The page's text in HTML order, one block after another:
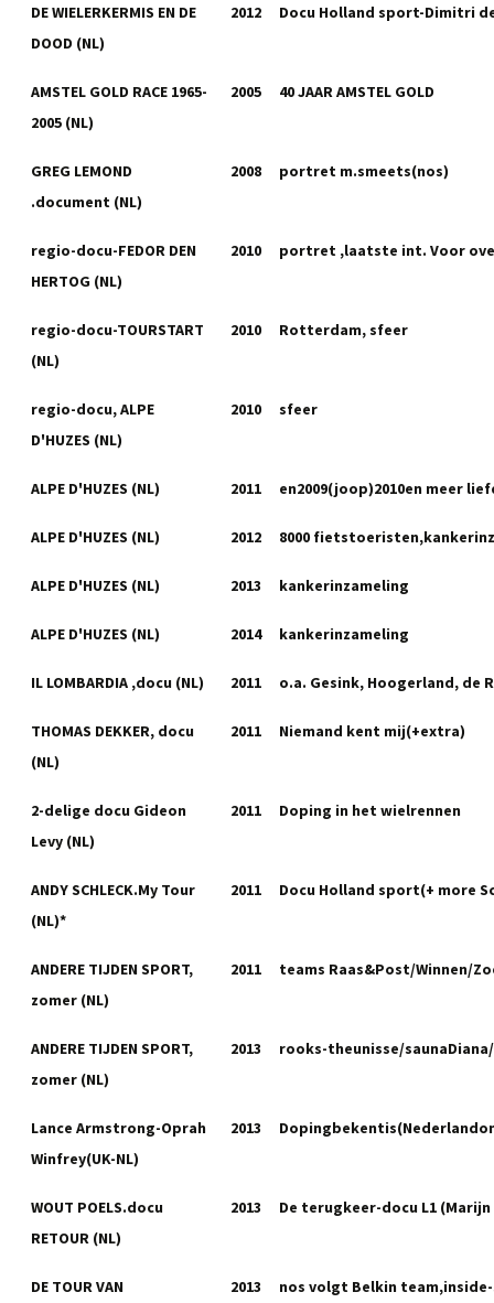
DE WIELERKERMIS EN DE
DOOD (NL)
2012 Docu Holland sport-Dimitri
AMSTEL GOLD RACE 1965-
2005 (NL)
2005 40 JAAR AMSTEL GOLD
GREG LEMOND
.document (NL)
2008 portret m.smeets(nos)
regio-docu-FEDOR DEN
HERTOG (NL)
2010 portret ,laatste int. Voor
regio-docu-TOURSTART
(NL)
2010 Rotterdam, sfeer
regio-docu, ALPE
D'HUZES (NL)
2010 sfeer
ALPE D'HUZES (NL) 2011 en2009(joop)2010en meer
ALPE D'HUZES (NL) 2012 8000
ALPE D'HUZES (NL) 2013 kankerinzameling
ALPE D'HUZES (NL) 2014 kankerinzameling
IL LOMBARDIA ,docu (NL) 2011 o.a. Gesink, Hoogerland, de
THOMAS DEKKER, docu
(NL)
2011 Niemand kent mij(+extra)
2-delige docu Gideon
Levy (NL)
2011 Doping in het wielrennen
ANDY SCHLECK.My Tour
(NL)*
2011 Docu Holland sport(+ more
ANDERE TIJDEN SPORT,
zomer (NL)
2011 teams Raas&Post/Winnen/
ANDERE TIJDEN SPORT,
zomer (NL)
2013 rooks-theunisse/
Lance Armstrong-Oprah
Winfrey(UK-NL)
2013
WOUT POELS.docu
RETOUR (NL)
2013 De terugkeer-docu L1
DE TOUR VAN
2013 nos volgt Belkin